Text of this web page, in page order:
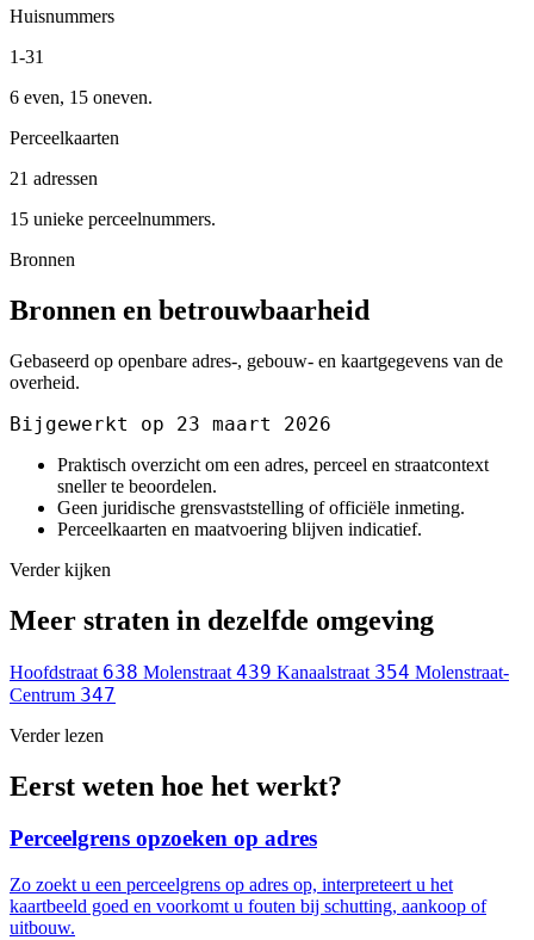
Huisnummers
1-31
6 even, 15 oneven.
Perceelkaarten
21 adressen
15 unieke perceelnummers.
Bronnen
Bronnen en betrouwbaarheid
Gebaseerd op openbare adres-, gebouw- en kaartgegevens van de
overheid.
Bijgewerkt op 23 maart 2026
Praktisch overzicht om een adres, perceel en straatcontext
sneller te beoordelen.
Geen juridische grensvaststelling of officiële inmeting.
Perceelkaarten en maatvoering blijven indicatief.
Verder kijken
Meer straten in dezelfde omgeving
Hoofdstraat 638 Molenstraat 439 Kanaalstraat 354 Molenstraat-
Centrum 347
Verder lezen
Eerst weten hoe het werkt?
Perceelgrens opzoeken op adres
Zo zoekt u een perceelgrens op adres op, interpreteert u het
kaartbeeld goed en voorkomt u fouten bij schutting, aankoop of
uitbouw.